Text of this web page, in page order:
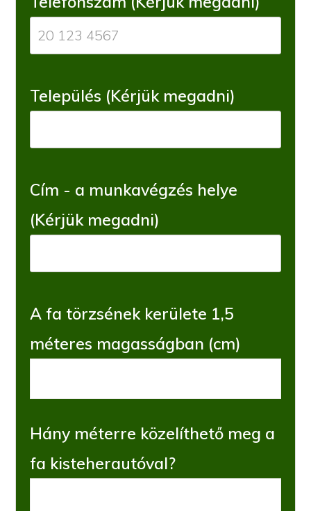
Település (Kérjük megadni)
Cím - a munkavégzés helye
(Kérjük megadni)
A fa törzsének kerülete 1,5
méteres magasságban (cm)
Hány méterre közelíthető meg a
fa kisteherautóval?